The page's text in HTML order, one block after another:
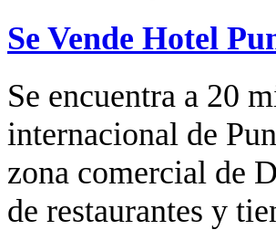
Se Vende Hotel
Se encuentra a 20
internacional de
zona comercial de
de restaurantes y